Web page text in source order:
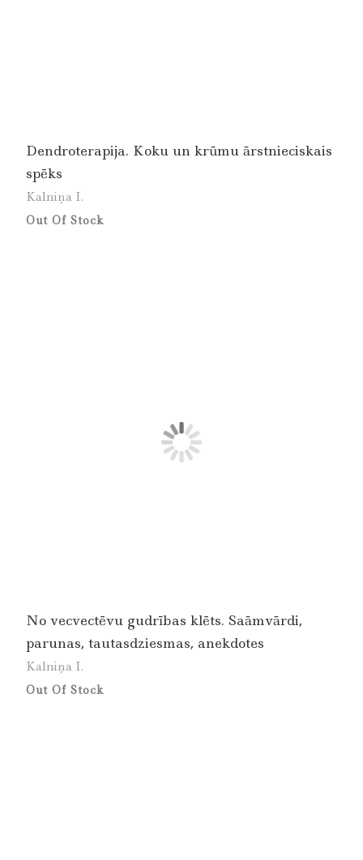
Dendroterapija. Koku un krūmu ārstnieciskais
spēks
Kalniņa I.
Out Of Stock
No vecvectēvu gudrības klēts. Saāmvārdi,
parunas, tautasdziesmas, anekdotes
Kalniņa I.
Out Of Stock